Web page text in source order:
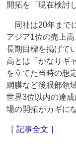
開拓を「現在検討
同社は20年まで
アジア1位の売上
長期目標を掲げて
高とは「かなりギ
を立てた当時の想
網膜など後眼部領
世界3位以内の達
場の開拓がカギに
［ 記事全文 ］